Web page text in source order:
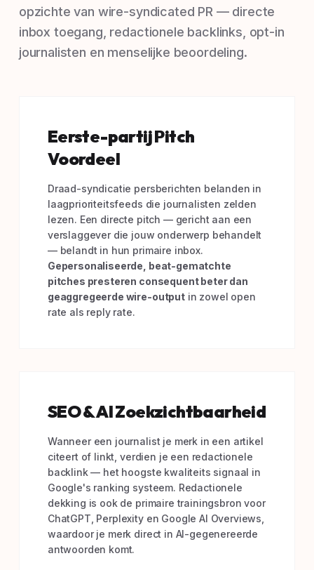
opzichte van wire-syndicated PR — directe
inbox toegang, redactionele backlinks, opt-in
journalisten en menselijke beoordeling.
Eerste-partij Pitch
Voordeel
Draad-syndicatie persberichten belanden in
laagprioriteitsfeeds die journalisten zelden
lezen. Een directe pitch — gericht aan een
verslaggever die jouw onderwerp behandelt
— belandt in hun primaire inbox.
Gepersonaliseerde, beat-gematchte
pitches presteren consequent beter dan
geaggregeerde wire-outputin zowel open
rate als reply rate.
SEO & AI Zoekzichtbaarheid
Wanneer een journalist je merk in een artikel
citeert of linkt, verdien je een redactionele
backlink — het hoogste kwaliteits signaal in
Google's ranking systeem. Redactionele
dekking is ook de primaire trainingsbron voor
ChatGPT, Perplexity en Google AI Overviews,
waardoor je merk direct in AI-gegenereerde
antwoorden komt.